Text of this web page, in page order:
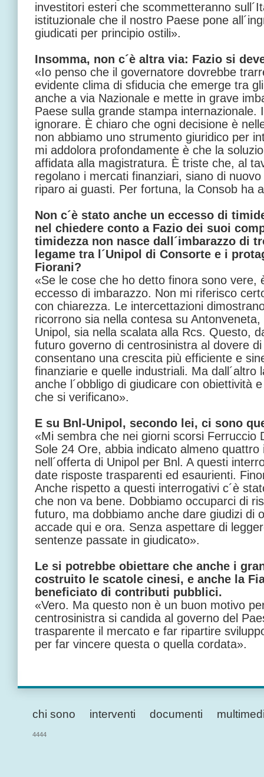
investitori esteri che scommetteranno
istituzionale che il nostro Paese pone
giudicati per principio ostili».
Insomma, non c´è altra via: Fazio si
«Io penso che il governatore dovrebbe
evidente clima di sfiducia che emerge tra
anche a via Nazionale e mette in grave
Paese sulla grande stampa internazionale.
ignorare. È chiaro che ogni decisione è
non abbiamo uno strumento giuridico per
mi addolora profondamente è che la
affidata alla magistratura. È triste che, al
regolano i mercati finanziari, siano di
riparo ai guasti. Per fortuna, la Consob ha
Non c´è stato anche un eccesso di
nel chiedere conto a Fazio dei suoi
timidezza non nasce dall´imbarazzo di
legame tra l´Unipol di Consorte e i
Fiorani?
«Se le cose che ho detto finora sono vere,
eccesso di imbarazzo. Non mi riferisco
con chiarezza. Le intercettazioni
ricorrono sia nella contesa su
Unipol, sia nella scalata alla Rcs. Questo,
futuro governo di centrosinistra al dovere
consentano una crescita più efficiente e
finanziarie e quelle industriali. Ma dall´altro
anche l´obbligo di giudicare con obiettività
che si verificano».
E su Bnl-Unipol, secondo lei, ci sono
«Mi sembra che nei giorni scorsi Ferruccio
Sole 24 Ore, abbia indicato almeno
nell´offerta di Unipol per Bnl. A questi
date risposte trasparenti ed esaurienti.
Anche rispetto a questi interrogativi c´è
che non va bene. Dobbiamo occuparci di
futuro, ma dobbiamo anche dare giudizi di
accade qui e ora. Senza aspettare di
sentenze passate in giudicato».
Le si potrebbe obiettare che anche i
costruito le scatole cinesi, e anche la
beneficiato di contributi pubblici.
«Vero. Ma questo non è un buon motivo
centrosinistra si candida al governo del
trasparente il mercato e far ripartire
per far vincere questa o quella cordata».
chi sono interventi documenti
4444